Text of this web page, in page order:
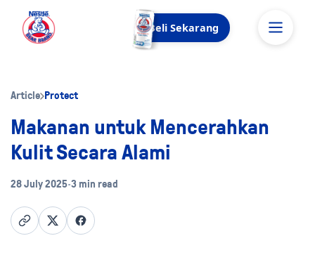
Beli Sekarang
Article Protect
Makanan untuk Mencerahkan
Kulit Secara Alami
28 July 2025•3 min read